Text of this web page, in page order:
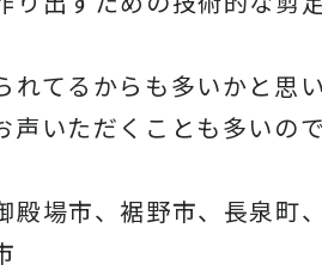
てるからも多いかと思
いただくことも多いの
殿場市、裾野市、長泉